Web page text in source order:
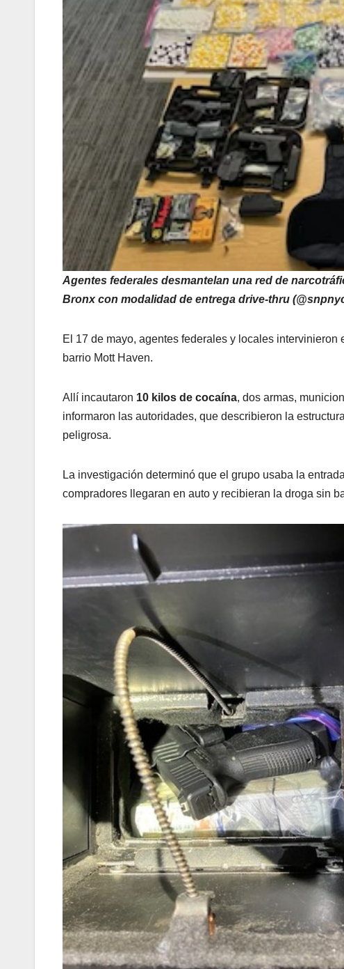
Agentes federales desmantelan una red de
Bronx con modalidad de entrega drive-thru
El 17 de mayo, agentes federales y locales
barrio Mott Haven.
Allí incautaron 10 kilos de cocaína, dos armas,
informaron las autoridades, que describieron la
peligrosa.
La investigación determinó que el grupo usaba la
compradores llegaran en auto y recibieran la droga sin